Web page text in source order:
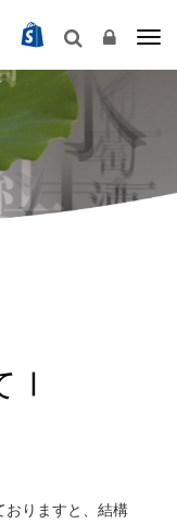
Ⅰ
おりますと、結構